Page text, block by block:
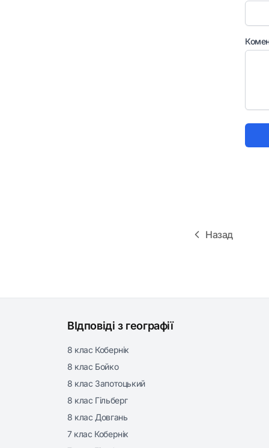
Назад
ВІдповіді з географії
8 клас Кобернік
8 клас Бойко
8 клас Запотоцький
8 клас Гільберг
8 клас Довгань
7 клас Кобернік